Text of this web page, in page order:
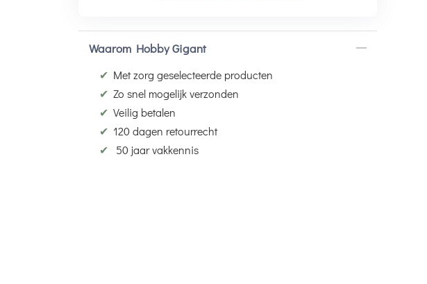
Waarom Hobby Gigant
✔ Met zorg geselecteerde producten
✔ Zo snel mogelijk verzonden
✔ Veilig betalen
✔ 120 dagen retourrecht
✔
50 jaar vakkennis